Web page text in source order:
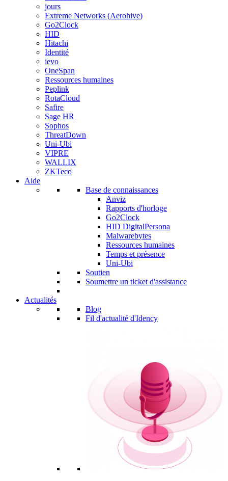
jours
Extreme Networks (Aerohive)
Go2Clock
HID
Hitachi
Identité
ievo
OneSpan
Ressources humaines
Peplink
RotaCloud
Safire
Sage HR
Sophos
ThreatDown
Uni-Ubi
VIPRE
WALLIX
ZKTeco
Aide
Base de connaissances
Anviz
Rapports d'horloge
Go2Clock
HID DigitalPersona
Malwarebytes
Ressources humaines
Temps et présence
Uni-Ubi
Soutien
Soumettre un ticket d'assistance
Actualités
Blog
Fil d'actualité d'Idency